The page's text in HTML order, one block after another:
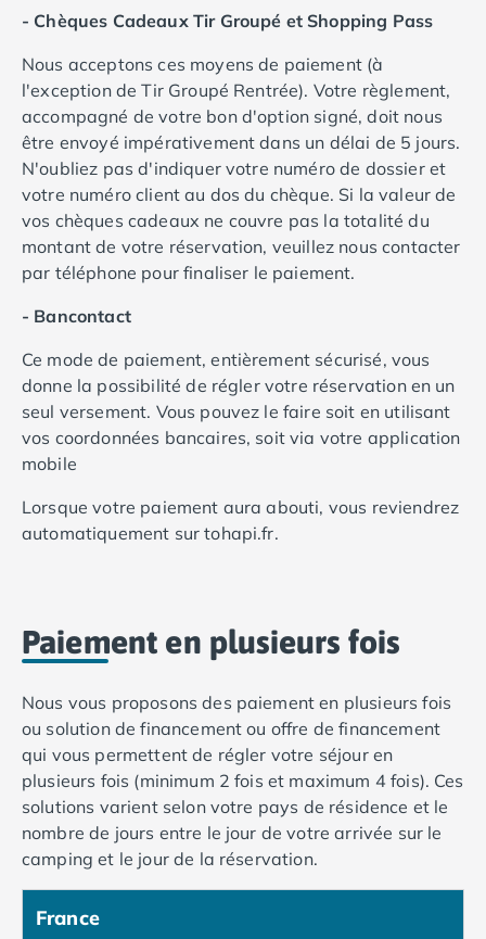
Camping Aisne
Camping Charente-Maritime
Camping Châtelaillon-Plage
Camping Fouras
Camping La Rochelle
Camping Les Mathes
Camping Royan
Camping Saint-Georges-de-Didonne
Camping Saint-Palais-sur-Mer
Camping Provence-Alpes-Côte d'Azur
Camping Castellane
Camping Gréoux les Bains
Camping Alpes-Maritimes
Camping Antibes
Camping Cagnes-sur-Mer
Camping Nice
Camping Aix-en-Provence
Camping Arles
Camping Marseille
Camping Martigues
Camping Var
Camping Fréjus
Camping Hyères les Palmiers
Camping Port Grimaud
Camping Saint-Aygulf
Camping Saint-Mandrier-sur-Mer
Camping Saint-Tropez
Camping Toulon
Camping Avignon
- Chèques Cadeaux Tir Groupé et Shopping Pass
Nous acceptons ces moyens de paiement (à
l'exception de Tir Groupé Rentrée). Votre règlement,
accompagné de votre bon d'option signé, doit nous
être envoyé impérativement dans un délai de 5 jours.
N'oubliez pas d'indiquer votre numéro de dossier et
votre numéro client au dos du chèque. Si la valeur de
vos chèques cadeaux ne couvre pas la totalité du
montant de votre réservation, veuillez nous contacter
par téléphone pour finaliser le paiement.
- Bancontact
Ce mode de paiement, entièrement sécurisé, vous
donne la possibilité de régler votre réservation en un
seul versement. Vous pouvez le faire soit en utilisant
vos coordonnées bancaires, soit via votre application
mobile
Lorsque votre paiement aura abouti, vous reviendrez
automatiquement sur tohapi.fr.
Paiement en plusieurs fois
Nous vous proposons des paiement en plusieurs fois
ou solution de financement ou offre de financement
qui vous permettent de régler votre séjour en
plusieurs fois (minimum 2 fois et maximum 4 fois). Ces
solutions varient selon votre pays de résidence et le
nombre de jours entre le jour de votre arrivée sur le
camping et le jour de la réservation.
France